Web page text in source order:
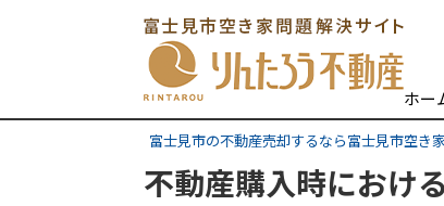
ホー
富士見市の不動産売却するなら富士見市空き
不動産購入時におけ